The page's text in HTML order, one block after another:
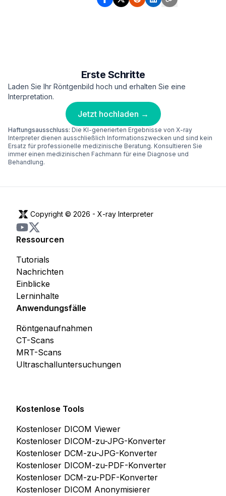
Erste Schritte
Laden Sie Ihr Röntgenbild hoch und erhalten Sie eine
Interpretation.
Jetzt hochladen →
Haftungsausschluss: Die KI-generierten Ergebnisse von X-ray
Interpreter dienen ausschließlich Informationszwecken und sind kein
Ersatz für professionelle medizinische Beratung. Konsultieren Sie
immer einen medizinischen Fachmann für eine Diagnose und
Behandlung.
Copyright © 2026 - X-ray Interpreter
Ressourcen
Einblicke
Lerninhalte
Nachrichten
Tutorials
Anwendungsfälle
CT-Scans
MRT-Scans
Ultraschalluntersuchungen
Röntgenaufnahmen
Kostenlose Tools
Kostenloser DICOM Viewer
Kostenloser DICOM-zu-JPG-Konverter
Kostenloser DCM-zu-JPG-Konverter
Kostenloser DICOM-zu-PDF-Konverter
Kostenloser DCM-zu-PDF-Konverter
Kostenloser DICOM Anonymisierer